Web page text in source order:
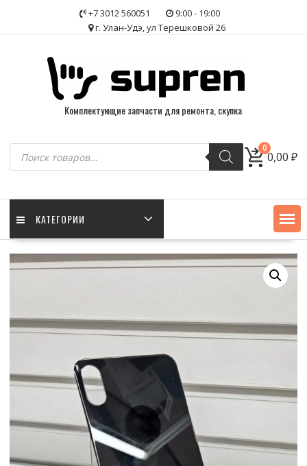
+7 3012 560051
9:00 - 19:00
г. Улан-Удэ, ул Терешковой 26
Комплектующие запчасти для ремонта, скупка
Поиск
товаров
0
0,00₽
КАТЕГОРИИ